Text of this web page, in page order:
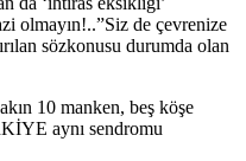
olmayın!..”Siz de çevrenize
sözkonusu durumda olan
10 manken, beş köşe
aynı sendromu